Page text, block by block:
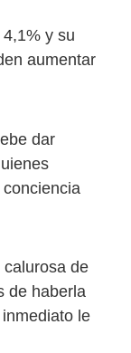
y su
aumentar
dar
de
de haberla
le